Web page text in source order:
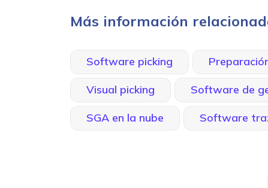
Más información
Software picking
Visual picking Software de
SGA en la nube Software